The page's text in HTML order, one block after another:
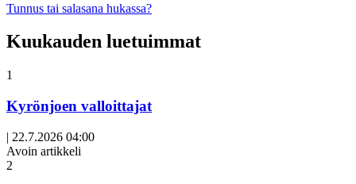
Tunnus tai salasana hukassa?
Kuukauden luetuimmat
1
Kyrönjoen valloittajat
| 22.7.2026 04:00
Avoin artikkeli
2